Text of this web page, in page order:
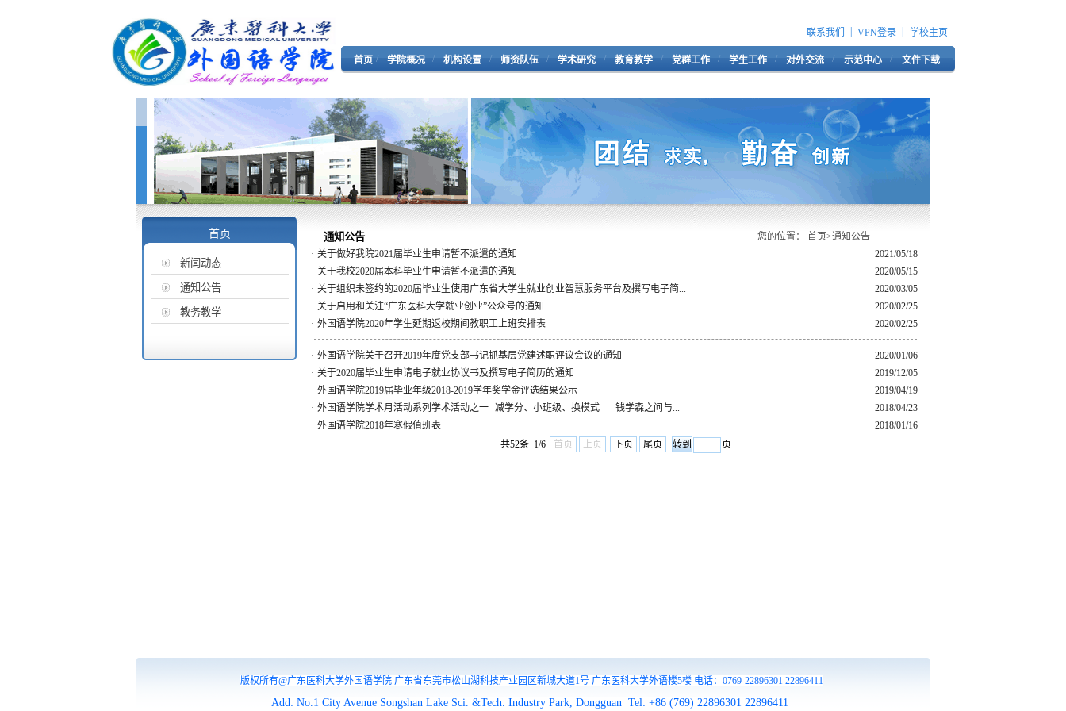
联系我们 VPN登录 学校主页
首页 / 学院概况 / 机构设置 / 师资队伍 / 学术研究 / 教育教学 / 党群工作 / 学生工作 / 对外交流 / 示范中心 / 文件下载
首页
新闻动态
通知公告
教务教学
通知公告 您的位置： 首页>通知公告
· 关于做好我院2021届毕业生申请暂不派遣的通知
2021/05/18
· 关于我校2020届本科毕业生申请暂不派遣的通知
2020/05/15
· 关于组织未签约的2020届毕业生使用广东省大学生就业创业智慧服务平台及撰写电子简...
2020/03/05
· 关于启用和关注“广东医科大学就业创业”公众号的通知
2020/02/25
· 外国语学院2020年学生延期返校期间教职工上班安排表 2020/02/25
· 外国语学院关于召开2019年度党支部书记抓基层党建述职评议会议的通知
2020/01/06
· 关于2020届毕业生申请电子就业协议书及撰写电子简历的通知
2019/12/05
· 外国语学院2019届毕业年级2018-2019学年奖学金评选结果公示
2019/04/19
· 外国语学院学术月活动系列学术活动之一--减学分、小班级、换模式-----钱学森之问与...
2018/04/23
· 外国语学院2018年寒假值班表
2018/01/16
共52条 1/6
首页 上页 下页 尾页 页
版权所有@广东医科大学外国语学院 广东省东莞市松山湖科技产业园区新城大道1号 广东医科大学外语楼5楼 电话：0769-22896301 22896411
Add: No.1 City Avenue Songshan Lake Sci. &Tech. Industry Park, Dongguan Tel: +86 (769) 22896301 22896411